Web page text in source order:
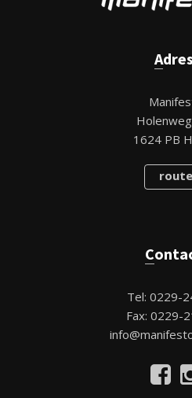
1624 PB
route
Tel: 0229-
Fax: 0229-